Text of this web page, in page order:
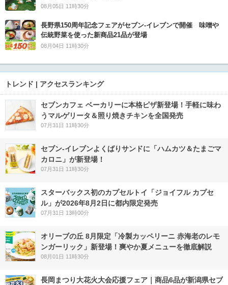
08月05日 11時30分
長野県150周年記念フェアがセブン-イレブンで開催 味噌や
伝統野菜を使った新商品21品が登場
08月04日 11時30分
トレンド | アクセスランキング
セブンカフェ ベーカリーに本格ピザ新登場！手軽に味わ
うマルゲリータ＆照り焼きチキンを全国発売
07月31日 11時30分
セブン‐イレブンよくばりサンドに「ハムカツ＆たまごマ
カロニ」が新登場！
07月31日 11時30分
スターバックス初のカプセルトイ「ジョイフル カプセ
ル」が2026年8月2日に都内限定発売
07月31日 13時00分
オリーブの丘 8月限定「冷製カッペリーニ 赤海老のレモ
ンガーリック」新登場！爽やか夏メニューを徹底解説
08月01日 11時30分
長岡まつり大花火大会応援フェア｜商品6品が新潟県セブ